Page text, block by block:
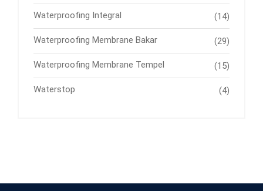
Waterproofing Integral (14)
Waterproofing Membrane Bakar (29)
Waterproofing Membrane Tempel (15)
Waterstop (4)